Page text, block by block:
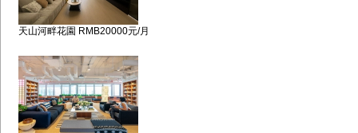
天山河畔花園 RMB20000元/月